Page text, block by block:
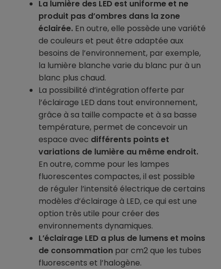
La lumière des LED est uniforme et ne
produit pas d’ombres dans la zone
éclairée. En outre, elle possède une variété
de couleurs et peut être adaptée aux
besoins de l’environnement, par exemple,
la lumière blanche varie du blanc pur à un
blanc plus chaud.
La possibilité d’intégration offerte par
l’éclairage LED dans tout environnement,
grâce à sa taille compacte et à sa basse
température, permet de concevoir un
espace avec différents points et
variations de lumière au même endroit.
En outre, comme pour les lampes
fluorescentes compactes, il est possible
de réguler l’intensité électrique de certains
modèles d’éclairage à LED, ce qui est une
option très utile pour créer des
environnements dynamiques.
L’éclairage LED a plus de lumens et moins
de consommation par cm2 que les tubes
fluorescents et l’halogène.